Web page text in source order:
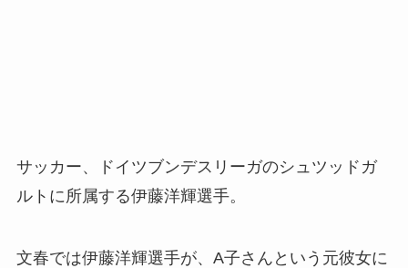
サッカー、ドイツブンデスリーガのシュツッドガ
ルトに所属する伊藤洋輝選手。
文春では伊藤洋輝選手が、A子さんという元彼女に